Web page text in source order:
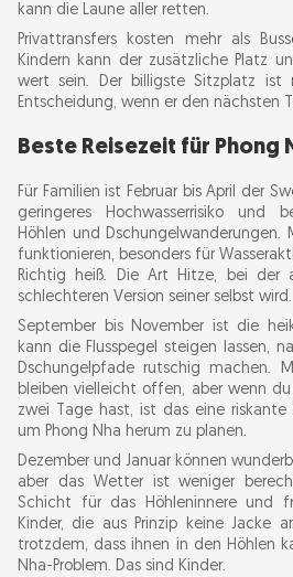
kann die Laune aller retten.
Privattransfers kosten mehr als
Kindern kann der zusätzliche Platz
wert sein. Der billigste Sitzplatz
Entscheidung, wenn er den nächsten
Beste Reisezeit für Phong
Für Familien ist Februar bis April der
geringeres Hochwasserrisiko und
Höhlen und Dschungelwanderungen.
funktionieren, besonders für
Richtig heiß. Die Art Hitze, bei der
schlechteren Version seiner selbst wird.
September bis November ist die
kann die Flusspegel steigen lassen,
Dschungelpfade rutschig machen.
bleiben vielleicht offen, aber wenn
zwei Tage hast, ist das eine
um Phong Nha herum zu planen.
Dezember und Januar können
aber das Wetter ist weniger
Schicht für das Höhleninnere und
Kinder, die aus Prinzip keine Jacke
trotzdem, dass ihnen in den Höhlen
Nha-Problem. Das sind Kinder.